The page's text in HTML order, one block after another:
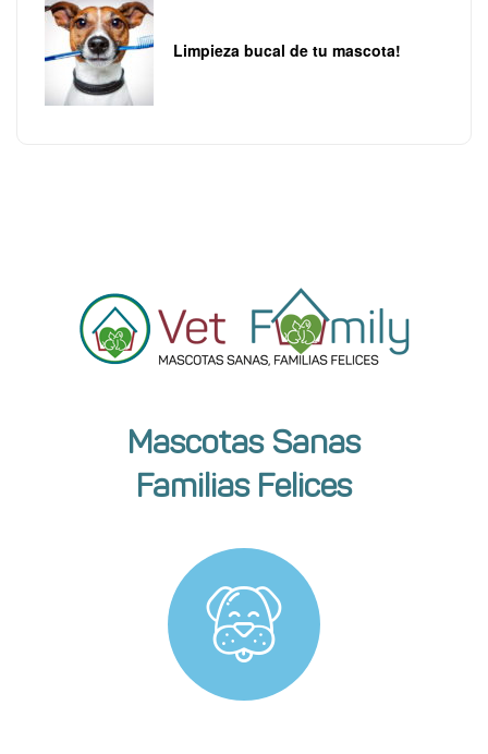
Limpieza bucal de tu mascota!
Mascotas Sanas
Familias Felices